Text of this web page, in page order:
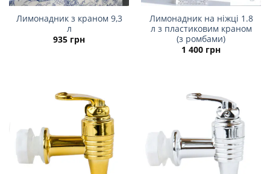
Лимонадник з краном 9,3
л
935 грн
Лимонадник на ніжці 1.8
л з пластиковим краном
(з ромбами)
1 400 грн